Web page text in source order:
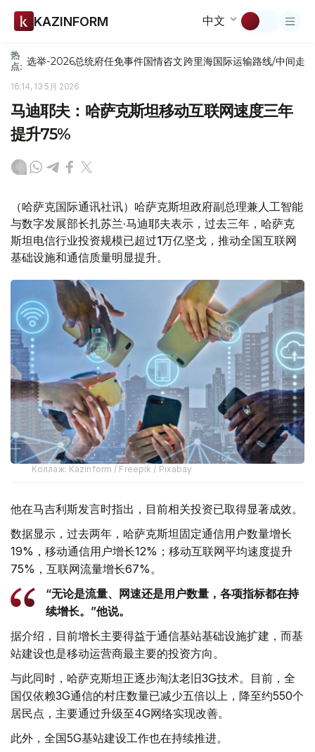
KAZINFORM 中文
热
点: 选举-2026总统府任免事件国情咨文跨里海国际运输路线/中间走廊
16:14, 13 5月 2026
马迪耶夫：哈萨克斯坦移动互联网速度三年
提升75%
（哈萨克国际通讯社讯）哈萨克斯坦政府副总理兼人工智能
与数字发展部长扎苏兰·马迪耶夫表示，过去三年，哈萨克
斯坦电信行业投资规模已超过1万亿坚戈，推动全国互联网
基础设施和通信质量明显提升。
Коллаж: Kazinform / Freepik / Pixabay
他在马吉利斯发言时指出，目前相关投资已取得显著成效。
数据显示，过去两年，哈萨克斯坦固定通信用户数量增长
19%，移动通信用户增长12%；移动互联网平均速度提升
75%，互联网流量增长67%。
“无论是流量、网速还是用户数量，各项指标都在持
续增长。”他说。
据介绍，目前增长主要得益于通信基站基础设施扩建，而基
站建设也是移动运营商最主要的投资方向。
与此同时，哈萨克斯坦正逐步淘汰老旧3G技术。目前，全
国仅依赖3G通信的村庄数量已减少五倍以上，降至约550个
居民点，主要通过升级至4G网络实现改善。
此外，全国5G基站建设工作也在持续推进。